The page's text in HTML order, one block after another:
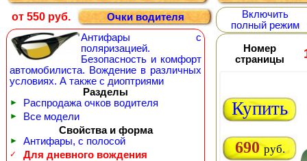
от 550 руб.
Очки водителя
Антифары с
поляризацией.
Безопасность и комфорт
автомобилиста. Вождение в различных
условиях. А также с диоптриями
Разделы
► Распродажа очков водителя
►
Все модели
Свойства и форма
► Антифары, с полосой
✓ Для дневного вождения
Включить
полный режим
Номер
страницы
Купить
690 руб.